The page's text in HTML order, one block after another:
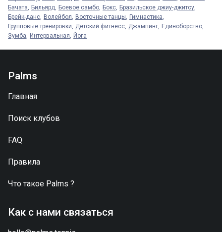
Бачата
Бильярд Боевое самбо Бокс
Бразильское джиу-джитсу
Брейк-данс
Волейбол Восточные танцы
Гимнастика
Групповые тренировки
Детский фитнесс Джампинг
Единоборство
Зумба
Интервальная Йога
Palms
Главная
Поиск клубов
FAQ
Правила
Что такое Palms ?
Как с нами связаться